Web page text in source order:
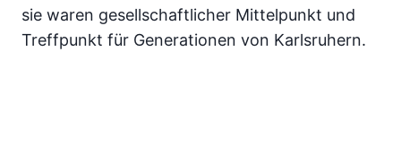
sie waren gesellschaftlicher Mittelpunkt und
Treffpunkt für Generationen von Karlsruhern.